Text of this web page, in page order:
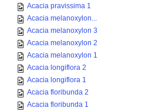
Acacia pravissima 1
Acacia melanoxylon...
Acacia melanoxylon 3
Acacia melanoxylon 2
Acacia melanoxylon 1
Acacia longiflora 2
Acacia longiflora 1
Acacia floribunda 2
Acacia floribunda 1